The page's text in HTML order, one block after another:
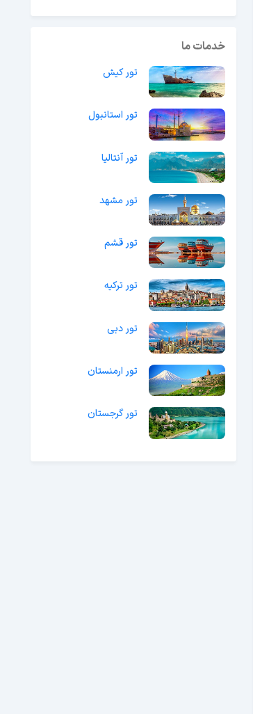
خدمات ما
تور کیش
تور استانبول
تور آنتالیا
تور مشهد
تور قشم
تور ترکیه
تور دبی
تور ارمنستان
تور گرجستان